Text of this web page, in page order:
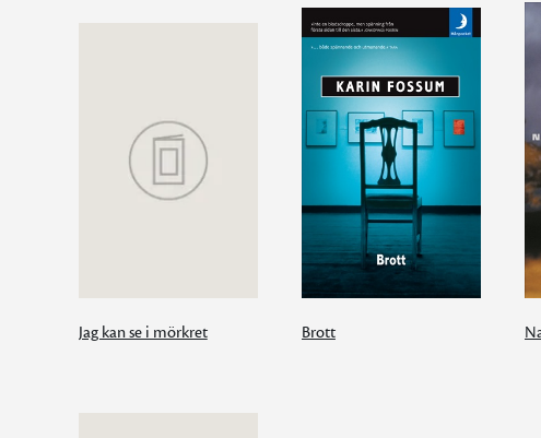
Jag kan se i mörkret Brott